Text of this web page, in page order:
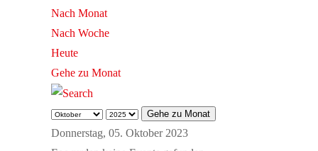
Nach Monat
Nach Woche
Heute
Gehe zu Monat
Gehe zu Monat
Donnerstag, 05. Oktober 2023